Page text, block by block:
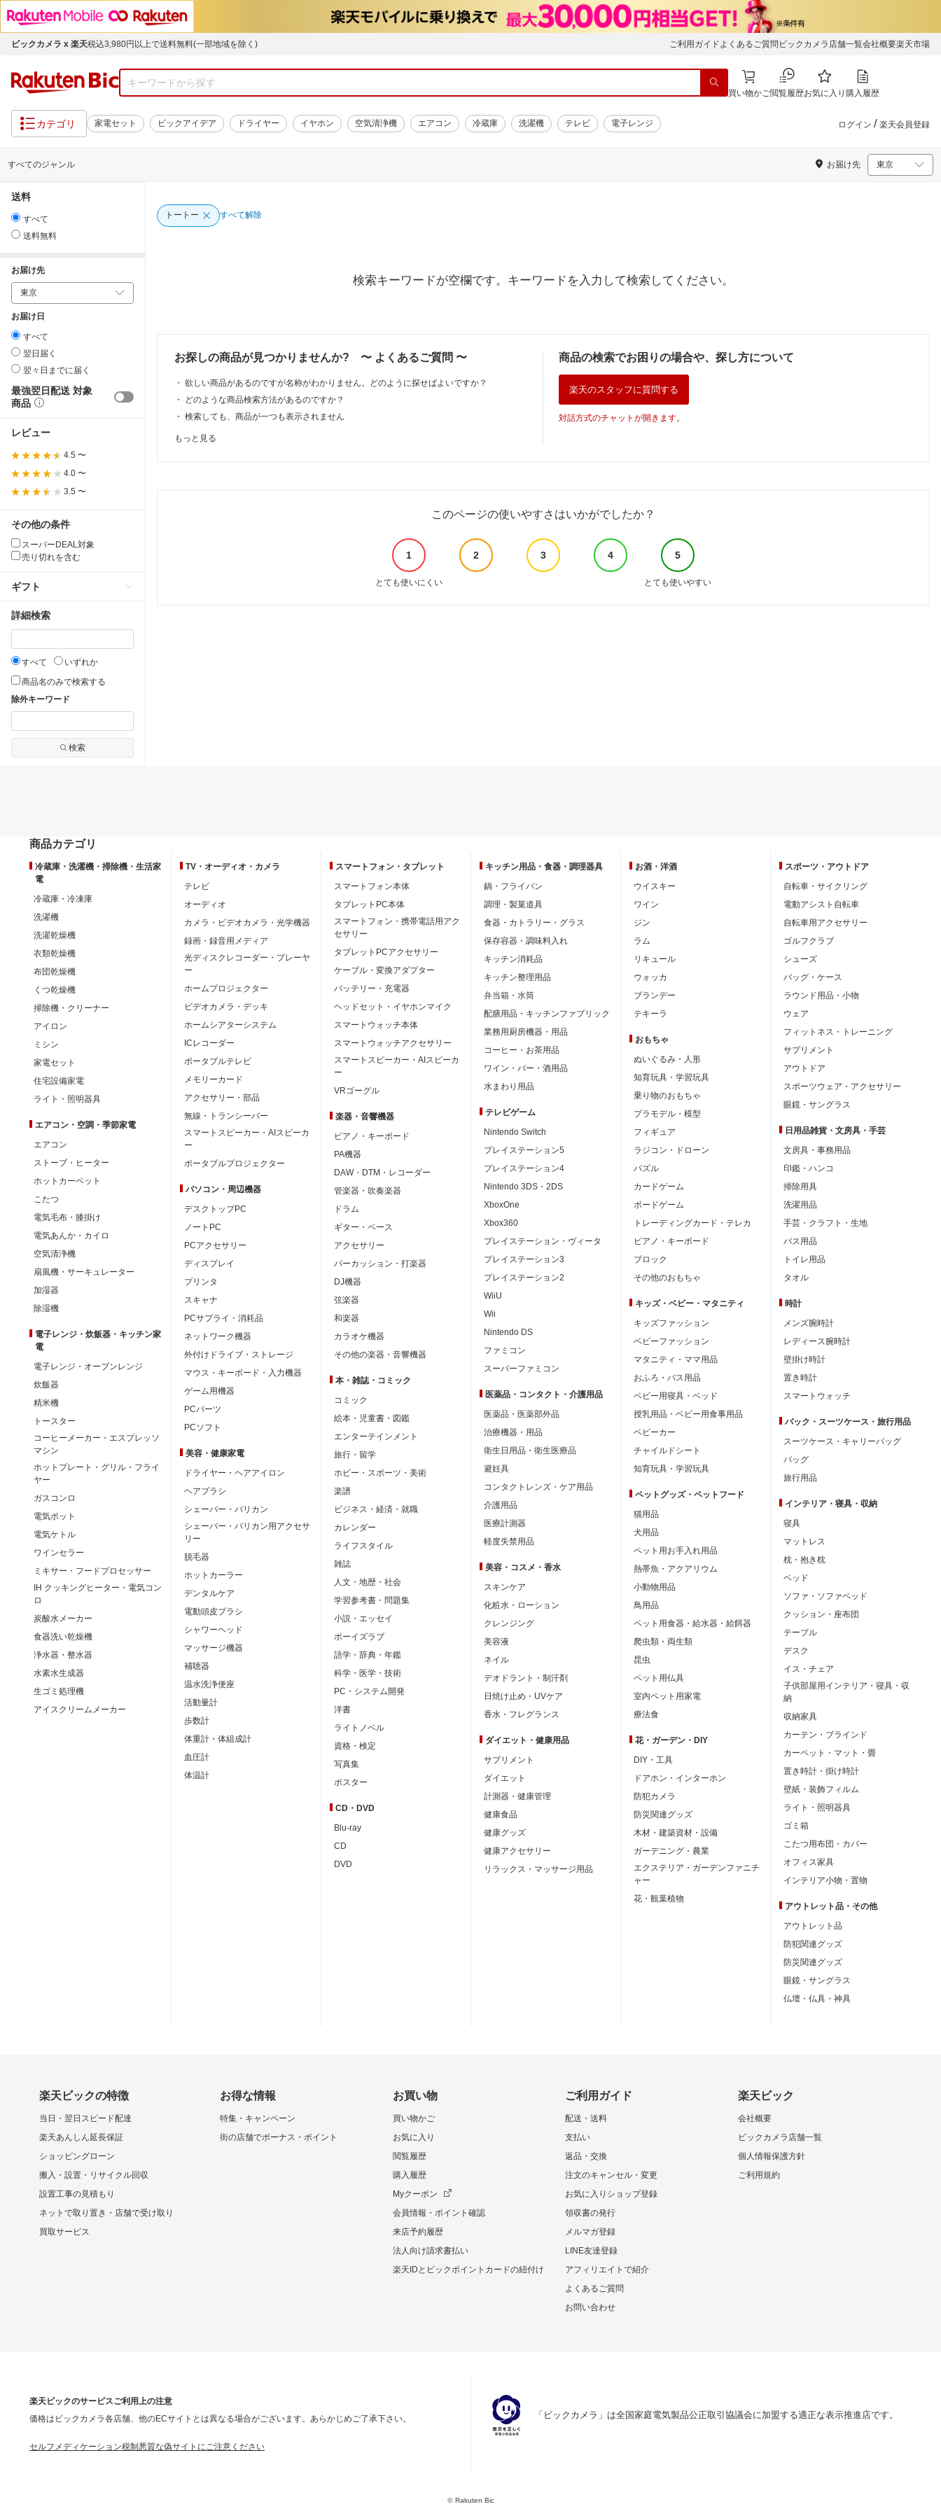
ビックカメラ x 楽天税込3,980円以上で送料無料(一部地域を除く) ご利用ガイド よくあるご質問 ビックカメラ店舗一覧会社概要楽天市場
買い物かご閲覧履歴お気に入り 購入履歴
カテゴリ 家電セット ビックアイデア ドライヤー イヤホン 空気清浄機 エアコン 冷蔵庫 洗濯機 テレビ 電子レンジ ログイン / 楽天会員登録
すべてのジャンル お届け先
送料
すべて
送料無料
お届け先
お届け日
すべて
翌日届く
翌々日までに届く
最強翌日配送 対象
商品
レビュー
4.5 〜
4.0 〜
3.5 〜
その他の条件
スーパーDEAL対象
売り切れを含む
ギフト
詳細検索
すべて
いずれか
商品名のみで検索する
除外キーワード
検索
トートー すべて解除
検索キーワードが空欄です。キーワードを入力して検索してください。
お探しの商品が見つかりませんか? 〜 よくあるご質問 〜
・ 欲しい商品があるのですが名称がわかりません。どのように探せばよいですか？
・
どのような商品検索方法があるのですか？
・ 検索しても、商品が一つも表示されません
もっと見る
商品の検索でお困りの場合や、探し方について
楽天のスタッフに質問する
対話方式のチャットが開きます。
このページの使いやすさはいかがでしたか？
1 2 3 4 5
とても使いにくい とても使いやすい
商品カテゴリ
冷蔵庫・洗濯機・掃除機・生活家
電
冷蔵庫・冷凍庫
洗濯機
洗濯乾燥機
衣類乾燥機
布団乾燥機
くつ乾燥機
掃除機・クリーナー
アイロン
ミシン
家電セット
住宅設備家電
ライト・照明器具
エアコン・空調・季節家電
エアコン
ストーブ・ヒーター
ホットカーペット
こたつ
電気毛布・膝掛け
電気あんか・カイロ
空気清浄機
扇風機・サーキュレーター
加湿器
除湿機
電子レンジ・炊飯器・キッチン家
電
電子レンジ・オーブンレンジ
炊飯器
精米機
トースター
コーヒーメーカー・エスプレッソ
マシン
ホットプレート・グリル・フライ
ヤー
ガスコンロ
電気ポット
電気ケトル
ワインセラー
ミキサー・フードプロセッサー
IH クッキングヒーター・電気コン
ロ
炭酸水メーカー
食器洗い乾燥機
浄水器・整水器
水素水生成器
生ゴミ処理機
アイスクリームメーカー
TV・オーディオ・カメラ
テレビ
オーディオ
カメラ・ビデオカメラ・光学機器
録画・録音用メディア
光ディスクレコーダー・プレーヤ
ー
ホームプロジェクター
ビデオカメラ・デッキ
ホームシアターシステム
ICレコーダー
ポータブルテレビ
メモリーカード
アクセサリー・部品
無線・トランシーバー
スマートスピーカー・AIスピーカ
ー
ポータブルプロジェクター
パソコン・周辺機器
デスクトップPC
ノートPC
PCアクセサリー
ディスプレイ
プリンタ
スキャナ
PCサプライ・消耗品
ネットワーク機器
外付けドライブ・ストレージ
マウス・キーボード・入力機器
ゲーム用機器
PCパーツ
PCソフト
美容・健康家電
ドライヤー・ヘアアイロン
ヘアブラシ
シェーバー・バリカン
シェーバー・バリカン用アクセサ
リー
脱毛器
ホットカーラー
デンタルケア
電動頭皮ブラシ
シャワーヘッド
マッサージ機器
補聴器
温水洗浄便座
活動量計
歩数計
体重計・体組成計
血圧計
体温計
スマートフォン・ タブレット
スマートフォン本体
タブレットPC本体
スマートフォン・携帯電話用アク
セサリー
タブレットPCアクセサリー
ケーブル・変換アダプター
バッテリー・充電器
ヘッドセット・イヤホンマイク
スマートウォッチ本体
スマートウォッチアクセサリー
スマートスピーカー・AIスピーカ
ー
VRゴーグル
楽器・音響機器
ピアノ・キーボード
PA機器
DAW・DTM・レコーダー
管楽器・吹奏楽器
ドラム
ギター・ベース
アクセサリー
パーカッション・打楽器
DJ機器
弦楽器
和楽器
カラオケ機器
その他の楽器・音響機器
本・雑誌・コミック
コミック
絵本・児童書・図鑑
エンターテインメント
旅行・留学
ホビー・スポーツ・美術
楽譜
ビジネス・経済・就職
カレンダー
ライフスタイル
雑誌
人文・地歴・社会
学習参考書・問題集
小説・エッセイ
ボーイズラブ
語学・辞典・年鑑
科学・医学・技術
PC・システム開発
洋書
ライトノベル
資格・検定
写真集
ポスター
CD・DVD
Blu-ray
CD
DVD
キッチン用品・ 食器・調理器具
鍋・フライパン
調理・製菓道具
食器・カトラリー・グラス
保存容器・調味料入れ
キッチン消耗品
キッチン整理用品
弁当箱・水筒
配膳用品・キッチンファブリック
業務用厨房機器・用品
コーヒー・お茶用品
ワイン・バー・酒用品
水まわり用品
テレビゲーム
Nintendo Switch
プレイステーション5
プレイステーション4
Nintendo 3DS・2DS
XboxOne
Xbox360
プレイステーション・ヴィータ
プレイステーション3
プレイステーション2
WiiU
Wii
Nintendo DS
ファミコン
スーパーファミコン
医薬品・コンタクト・介護用品
医薬品・医薬部外品
治療機器・用品
衛生日用品・衛生医療品
避妊具
コンタクトレンズ・ケア用品
介護用品
医療計測器
軽度失禁用品
美容・コスメ・香水
スキンケア
化粧水・ローション
クレンジング
美容液
ネイル
デオドラント・制汗剤
日焼け止め・UVケア
香水・フレグランス
ダイエット・ 健康用品
サプリメント
ダイエット
計測器・健康管理
健康食品
健康グッズ
健康アクセサリー
リラックス・マッサージ用品
お酒・洋酒
ウイスキー
ワイン
ジン
ラム
リキュール
ウォッカ
ブランデー
テキーラ
おもちゃ
ぬいぐるみ・人形
知育玩具・学習玩具
乗り物のおもちゃ
プラモデル・模型
フィギュア
ラジコン・ドローン
パズル
カードゲーム
ボードゲーム
トレーディングカード・テレカ
ピアノ・キーボード
ブロック
その他のおもちゃ
キッズ・ベビー・ マタニティ
キッズファッション
ベビーファッション
マタニティ・ママ用品
おふろ・バス用品
ベビー用寝具・ベッド
授乳用品・ベビー用食事用品
ベビーカー
チャイルドシート
知育玩具・学習玩具
ペットグッズ・ペットフード
猫用品
犬用品
ペット用お手入れ用品
熱帯魚・アクアリウム
小動物用品
鳥用品
ペット用食器・給水器・給餌器
爬虫類・両生類
昆虫
ペット用仏具
室内ペット用家電
療法食
花・ガーデン・DIY
DIY・工具
ドアホン・インターホン
防犯カメラ
防災関連グッズ
木材・建築資材・設備
ガーデニング・農業
エクステリア・ガーデンファニチ
ャー
花・観葉植物
スポーツ・ アウトドア
自転車・サイクリング
電動アシスト自転車
自転車用アクセサリー
ゴルフクラブ
シューズ
バッグ・ケース
ラウンド用品・小物
ウェア
フィットネス・トレーニング
サプリメント
アウトドア
スポーツウェア・アクセサリー
眼鏡・サングラス
日用品雑貨・文房具・手芸
文房具・事務用品
印鑑・ハンコ
掃除用具
洗濯用品
手芸・クラフト・生地
バス用品
トイレ用品
タオル
時計
メンズ腕時計
レディース腕時計
壁掛け時計
置き時計
スマートウォッチ
バック・スーツケース・旅行用品
スーツケース・キャリーバッグ
バッグ
旅行用品
インテリア・ 寝具・収納
寝具
マットレス
枕・抱き枕
ベッド
ソファ・ソファベッド
クッション・座布団
テーブル
デスク
イス・チェア
子供部屋用インテリア・寝具・収
納
収納家具
カーテン・ブラインド
カーペット・マット・畳
置き時計・掛け時計
壁紙・装飾フィルム
ライト・照明器具
ゴミ箱
こたつ用布団・カバー
オフィス家具
インテリア小物・置物
アウトレット品・ その他
アウトレット品
防犯関連グッズ
防災関連グッズ
眼鏡・サングラス
仏壇・仏具・神具
楽天ビックの特徴
当日・翌日スピード配達
楽天あんしん延長保証
ショッピングローン
搬入・設置・リサイクル回収
設置工事の見積もり
ネットで取り置き・店舗で受け取り
買取サービス
お得な情報
特集・キャンペーン
街の店舗でボーナス・ポイント
お買い物
買い物かご
お気に入り
閲覧履歴
購入履歴
Myクーポン
会員情報・ポイント確認
来店予約履歴
法人向け請求書払い
楽天IDとビックポイントカードの紐付け
ご利用ガイド
配送・送料
支払い
返品・交換
注文のキャンセル・変更
お気に入りショップ登録
領収書の発行
メルマガ登録
LINE友達登録
アフィリエイトで紹介
よくあるご質問
お問い合わせ
楽天ビック
会社概要
ビックカメラ店舗一覧
個人情報保護方針
ご利用規約
楽天ビックのサービスご利用上の注意
価格はビックカメラ各店舗、他のECサイトとは異なる場合がございます。あらかじめご了承下さい。
セルフメディケーション税制悪質な偽サイトにご注意ください
「ビックカメラ」は全国家庭電気製品公正取引協議会に加盟する適正な表示推進店です。
©Rakuten Bic